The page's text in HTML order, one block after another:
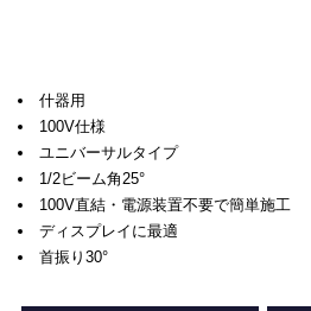
什器用
100V仕様
ユニバーサルタイプ
1/2ビーム角25°
100V直結・電源装置不要で簡単施工
ディスプレイに最適
首振り30°